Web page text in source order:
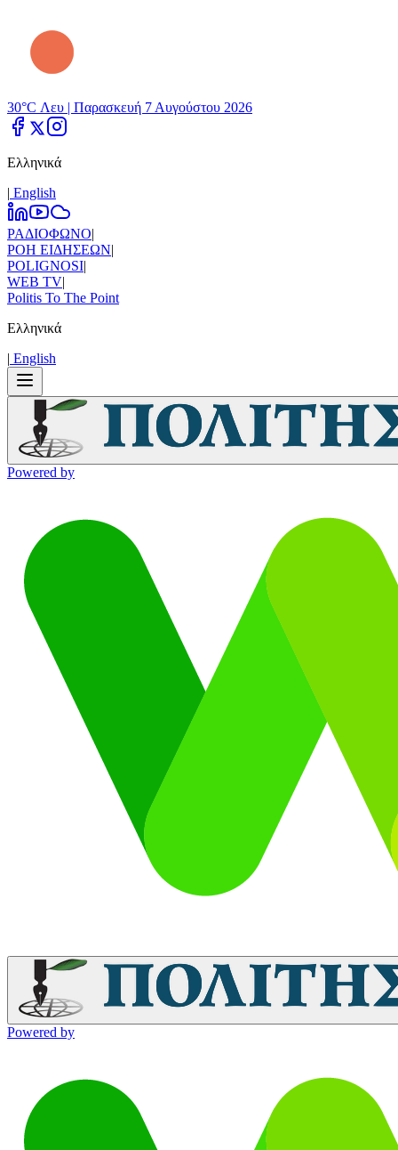
30°C Λευ | Παρασκευή 7 Αυγούστου 2026
Ελληνικά
| Εnglish
ΡΑΔΙΟΦΩΝΟ|
ΡΟΗ ΕΙΔΗΣΕΩΝ|
POLIGNOSI|
WEB TV|
Politis To The Point
Ελληνικά
| Εnglish
Powered by
Powered by